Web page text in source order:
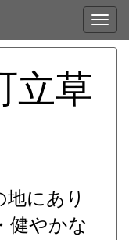
立草
地にあり
健やかな